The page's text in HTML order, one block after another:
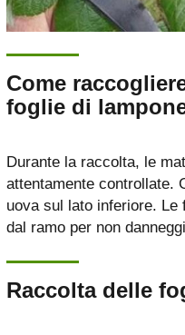
Come
foglie di
Durante la raccolta, le
attentamente controllate.
uova sul lato inferiore. Le
dal ramo per non
Raccolta delle